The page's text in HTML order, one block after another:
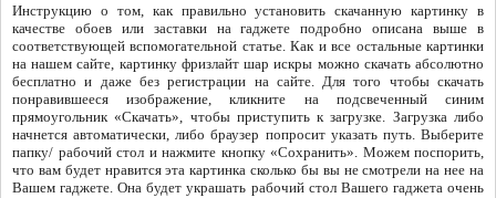
Инструкцию о том, как правильно установить скачанную картинку в
качестве обоев или заставки на гаджете подробно описана выше в
соответствующей вспомогательной статье. Как и все остальные картинки
на нашем сайте, картинку фризлайт шар искры можно скачать абсолютно
бесплатно и даже без регистрации на сайте. Для того чтобы скачать
понравившееся изображение, кликните на подсвеченный синим
прямоугольник «Скачать», чтобы приступить к загрузке. Загрузка либо
начнется автоматически, либо браузер попросит указать путь. Выберите
папку/ рабочий стол и нажмите кнопку «Сохранить». Можем поспорить,
что вам будет нравится эта картинка сколько бы вы не смотрели на нее на
Вашем гаджете. Она будет украшать рабочий стол Вашего гаджета очень